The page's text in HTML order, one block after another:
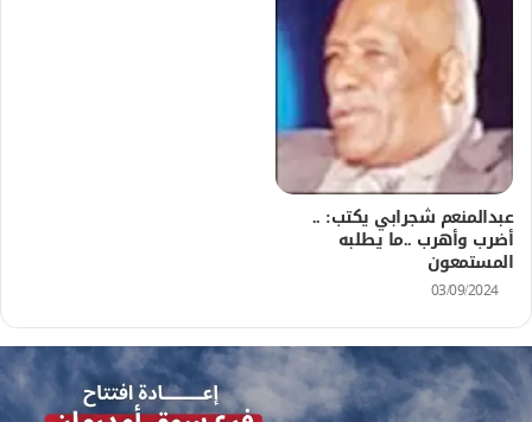
عبدالمنعم شجرابي يكتب: ..
أضرب وأهرب ..ما يطلبه
المستمعون
03/09/2024